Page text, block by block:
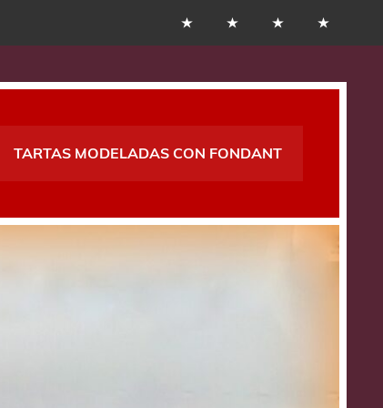
TARTAS MODELADAS CON FONDANT